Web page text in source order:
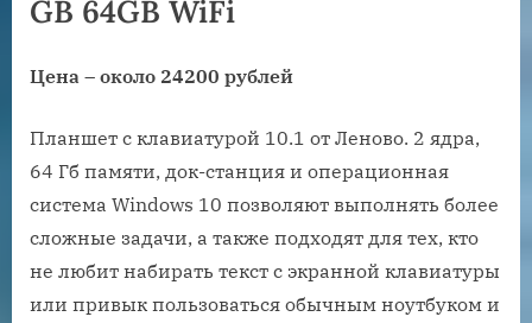
GB 64GB WiFi
Цена – около 24200 рублей
Планшет c клавиатурой 10.1 от Леново. 2 ядра,
64 Гб памяти, док-станция и операционная
система Windows 10 позволяют выполнять более
сложные задачи, а также подходят для тех, кто
не любит набирать текст с экранной клавиатуры
или привык пользоваться обычным ноутбуком и